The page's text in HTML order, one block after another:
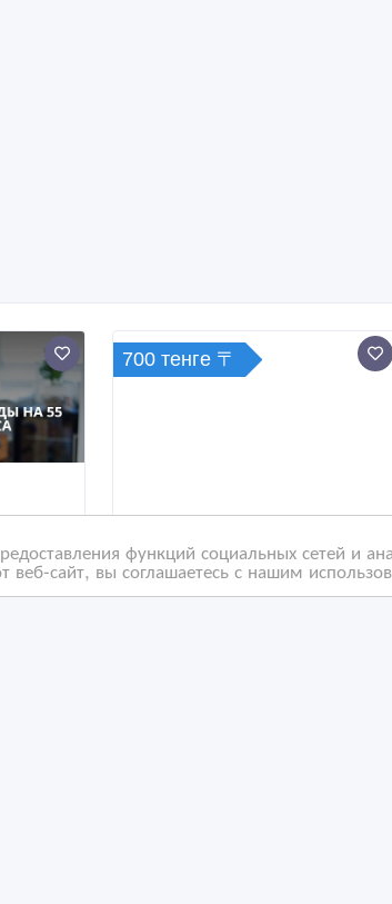
функций социальных сетей и
веб-сайт, вы соглашаетесь с нашим
700 тенге 〒